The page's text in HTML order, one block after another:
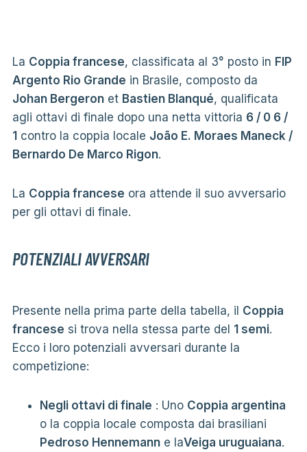
La Coppia francese, classificata al 3° posto in FIP
Argento Rio Grande in Brasile, composto da
Johan Bergeronet Bastien Blanqué, qualificata
agli ottavi di finale dopo una netta vittoria 6 / 0 6 /
1contro la coppia locale João E. Moraes Maneck /
Bernardo De Marco Rigon.
La Coppia francese ora attende il suo avversario
per gli ottavi di finale.
POTENZIALI AVVERSARI
Presente nella prima parte della tabella, il Coppia
francese si trova nella stessa parte del 1 semi.
Ecco i loro potenziali avversari durante la
competizione:
Negli ottavi di finale : Uno Coppia argentina
o la coppia locale composta dai brasiliani
Pedroso Hennemanne laVeiga uruguaiana.